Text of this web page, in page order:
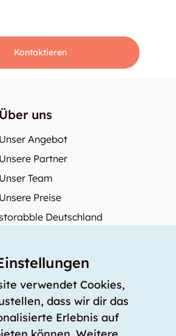
Kontaktieren
uns
Unser Angebot
Unsere Partner
Unser Team
Unsere Preise
Deutschland
Lagerraum sein?
verwendet Cookies,
dass wir dir das
Erlebnis auf